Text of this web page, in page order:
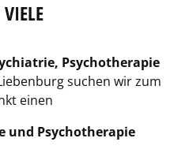
Psychotherapie
suchen wir zum
einen
und Psychotherapie